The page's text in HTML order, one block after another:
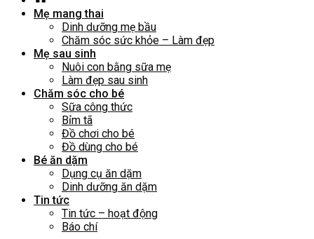
Mẹ mang thai
Dinh dưỡng mẹ bầu
Chăm sóc sức khỏe – Làm đẹp
Mẹ sau sinh
Nuôi con bằng sữa mẹ
Làm đẹp sau sinh
Chăm sóc cho bé
Sữa công thức
Bỉm tã
Đồ chơi cho bé
Đồ dùng cho bé
Bé ăn dặm
Dụng cụ ăn dặm
Dinh dưỡng ăn dặm
Tin tức
Tin tức – hoạt động
Báo chí